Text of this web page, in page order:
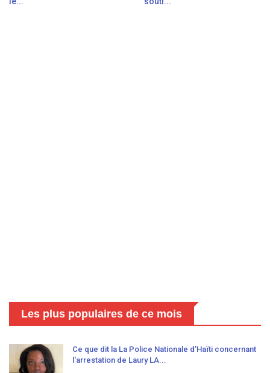
Les plus populaires de ce mois
Ce que dit la La Police Nationale d'Haïti concernant
l'arrestation de Laury LA...